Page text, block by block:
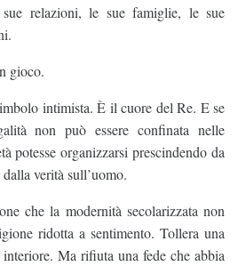
relazioni, le sue famiglie, le sue
gioco.
intimista. È il cuore del Re. E se
non può essere confinata nelle
potesse organizzarsi prescindendo da
verità sull’uomo.
che la modernità secolarizzata non
ridotta a sentimento. Tollera una
Ma rifiuta una fede che abbia